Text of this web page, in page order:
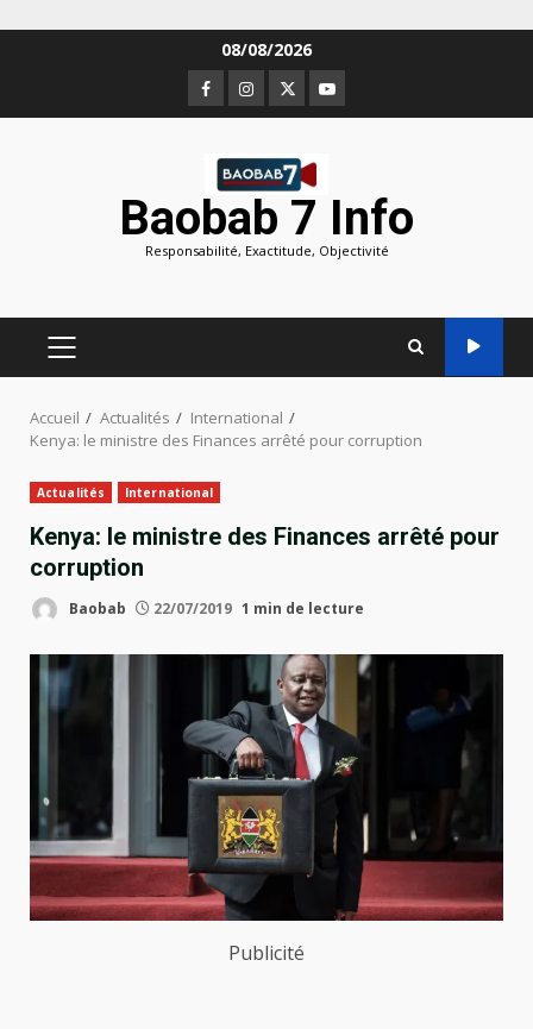
08/08/2026
Facebook
Instagram
TwitterYoutube
Baobab 7 Info
Responsabilité, Exactitude, Objectivité
MENU
PRINCIPAL
Accueil Actualités
International
Kenya: le ministre des Finances arrêté pour corruption
Actualités International
Kenya: le ministre des Finances arrêté pour
corruption
Baobab 22/07/2019 1 min de lecture
Publicité